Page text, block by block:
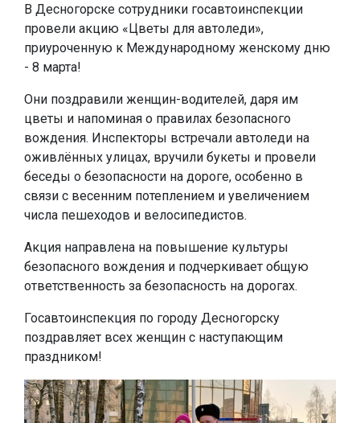
В Десногорске сотрудники госавтоинспекции
провели акцию «Цветы для автоледи»,
приуроченную к Международному женскому дню
- 8 марта!
Они поздравили женщин-водителей, даря им
цветы и напоминая о правилах безопасного
вождения. Инспекторы встречали автоледи на
оживлённых улицах, вручили букеты и провели
беседы о безопасности на дороге, особенно в
связи с весенним потеплением и увеличением
числа пешеходов и велосипедистов.
Акция направлена на повышение культуры
безопасного вождения и подчеркивает общую
ответственность за безопасность на дорогах.
Госавтоинспекция по городу Десногорску
поздравляет всех женщин с наступающим
праздником!